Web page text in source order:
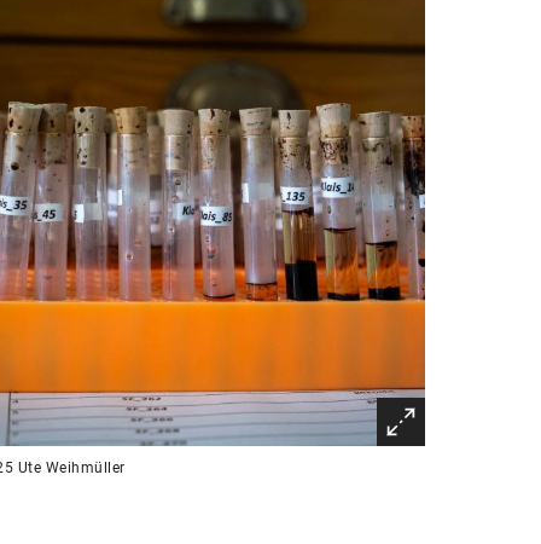
Ute Weihmüller